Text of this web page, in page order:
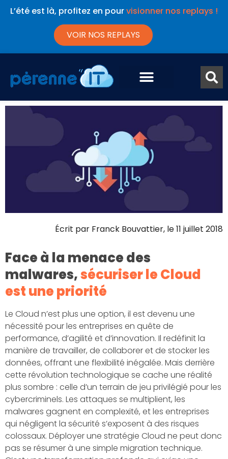
L’été est là, profitez en pourvisionner nos replays !
VOIR NOS REPLAYS
Écrit par Franck Bouvattier, le11 juillet 2018
Face à la menace des
malwares,sécuriser le Cloud
est une priorité
Le Cloud n’est plus une option, il est devenu une
nécessité pour les entreprises en quête de
performance, d’agilité et d’innovation. Il redéfinit la
manière de travailler, de collaborer et de stocker les
données, offrant une flexibilité inégalée. Mais derrière
cette révolution technologique se cache une réalité
plus sombre : celle d’un terrain de jeu privilégié pour les
cybercriminels. Les attaques se multiplient, les
malwares gagnent en complexité, et les entreprises
qui négligent la sécurité s’exposent à des risques
colossaux. Déployer une stratégie Cloud ne peut donc
pas se résumer à une simple migration technique.